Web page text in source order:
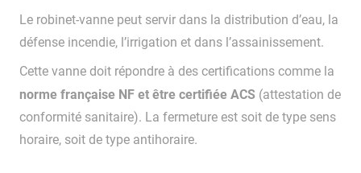
Le robinet-vanne peut servir dans la distribution d’eau, la
défense incendie, l’irrigation et dans l’assainissement.
Cette vanne doit répondre à des certifications comme la
norme française NF et être certifiée ACS (attestation de
conformité sanitaire). La fermeture est soit de type sens
horaire, soit de type antihoraire.